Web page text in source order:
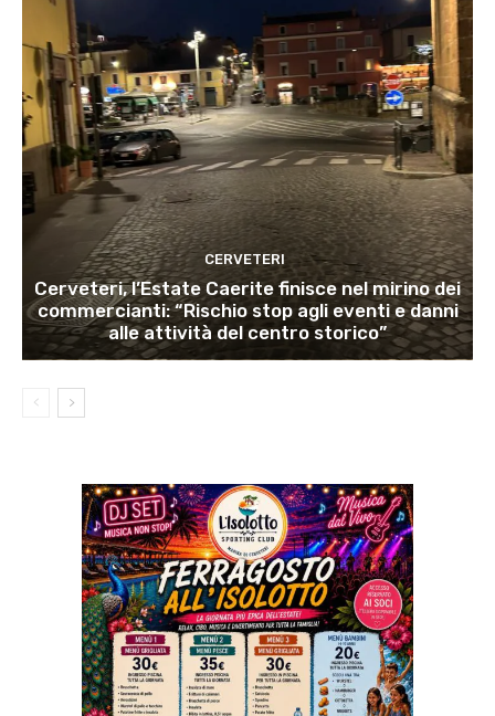
CERVETERI
Cerveteri, l’Estate Caerite finisce nel mirino dei
commercianti: “Rischio stop agli eventi e danni
alle attività del centro storico”